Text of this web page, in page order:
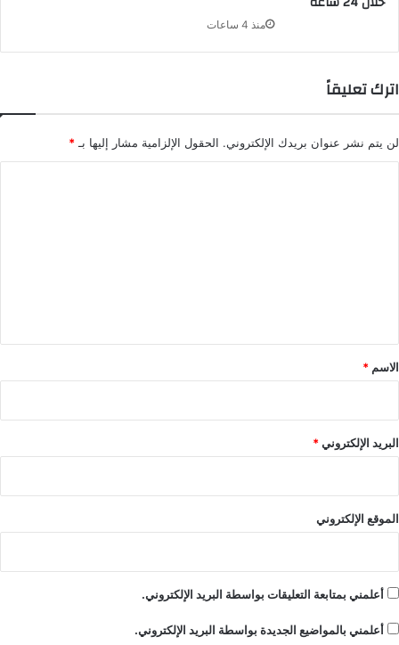
منذ 4 ساعات
اترك تعليقاً
لن يتم نشر عنوان بريدك الإلكتروني. الحقول الإلزامية مشار إليها بـ *
*
الاسم *
البريد الإلكتروني*
الموقع الإلكتروني
أعلمني بمتابعة التعليقات بواسطة البريد الإلكتروني.
أعلمني بالمواضيع الجديدة بواسطة البريد الإلكتروني.